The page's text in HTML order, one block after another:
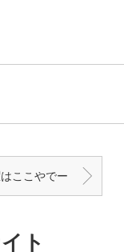
ここやでー
ト